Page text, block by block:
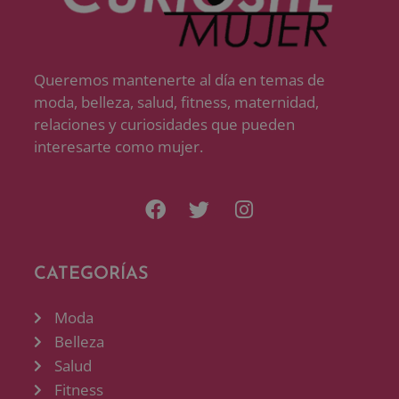
Queremos mantenerte al día en temas de
moda, belleza, salud, fitness, maternidad,
relaciones y curiosidades que pueden
interesarte como mujer.
CATEGORÍAS
Moda
Belleza
Salud
Fitness